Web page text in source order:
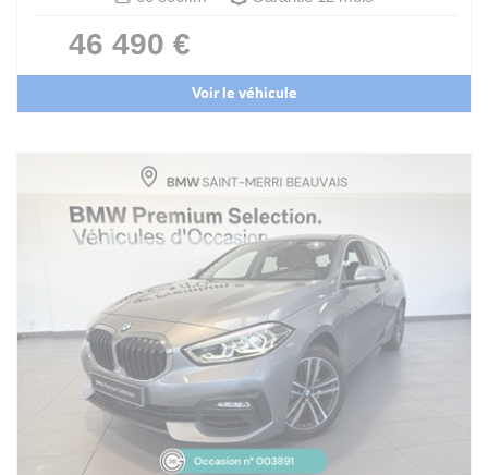
46 490 €
Voir le véhicule